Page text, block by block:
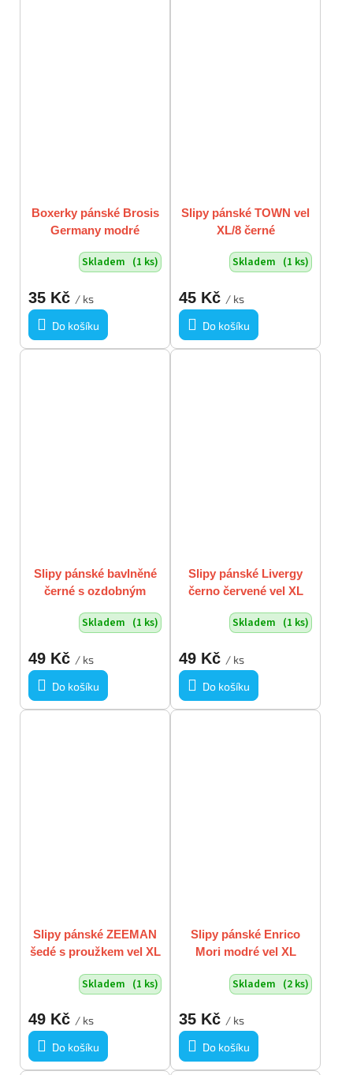
Boxerky pánské Brosis
Germany modré
Skladem (1 ks)
35 Kč / ks
Do košíku
Slipy pánské TOWN vel
XL/8 černé
Skladem (1 ks)
45 Kč / ks
Do košíku
Slipy pánské bavlněné
černé s ozdobným
Skladem (1 ks)
49 Kč / ks
Do košíku
Slipy pánské Livergy
černo červené vel XL
Skladem (1 ks)
49 Kč / ks
Do košíku
Slipy pánské ZEEMAN
šedé s proužkem vel XL
Skladem (1 ks)
49 Kč / ks
Do košíku
Slipy pánské Enrico
Mori modré vel XL
Skladem (2 ks)
35 Kč / ks
Do košíku